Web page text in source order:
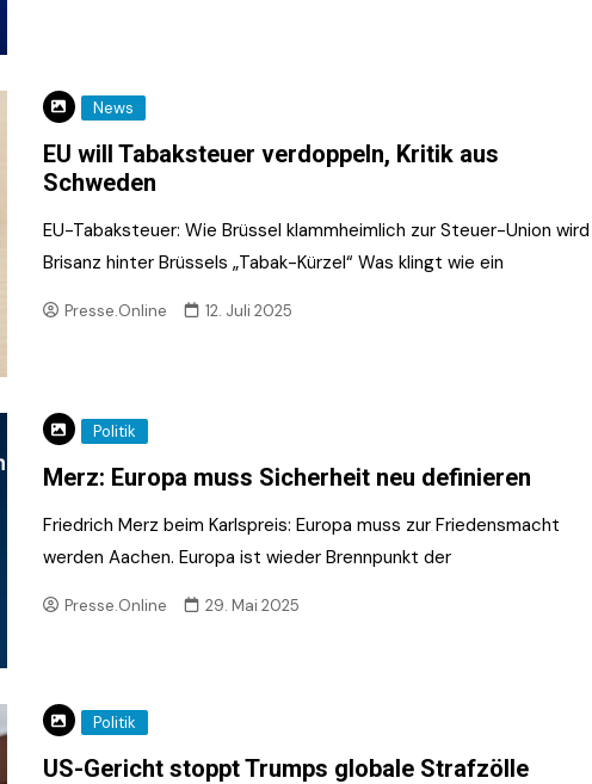
News
EU will Tabaksteuer verdoppeln, Kritik aus
Schweden
EU-Tabaksteuer: Wie Brüssel klammheimlich zur Steuer-Union wird
Brisanz hinter Brüssels „Tabak-Kürzel“ Was klingt wie ein
Presse.Online 12. Juli 2025
Politik
Merz: Europa muss Sicherheit neu definieren
Friedrich Merz beim Karlspreis: Europa muss zur Friedensmacht
werden Aachen. Europa ist wieder Brennpunkt der
Presse.Online 29. Mai 2025
Politik
US-Gericht stoppt Trumps globale Strafzölle